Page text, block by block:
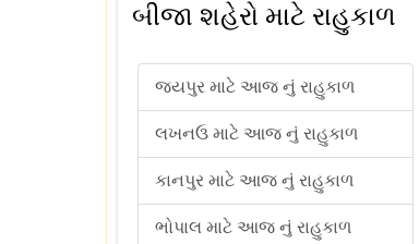
બીજા શહેરો માટે રાહુકાળ
જયપુર માટે આજ નું રાહુકાળ
લખનઉ માટે આજ નું રાહુકાળ
કાનપુર માટે આજ નું રાહુકાળ
ભોપાલ માટે આજ નું રાહુકાળ